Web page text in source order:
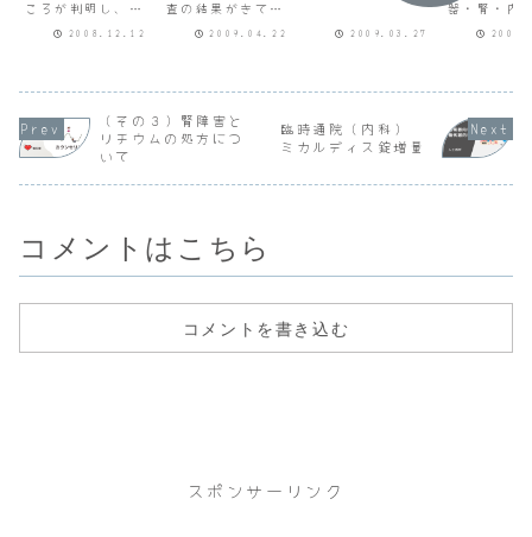
ころが判明し、心
を確認したが手術
ほうは退院でいい
よ。食事や薬でし
っかり治療してい
かないと大変なこ
2008.12.12
査の結果がきてい
査では問題がなか
カスカですが、高
血圧とあわせて経
過観察としましょ
2009.04.22
21.03.23 退
院年月日
る入院基本料（特
算定期間（複数あ
る場合はそれぞれ
2009.03.27
器・腎・内
病・代謝科
（その３）腎障害と
リチウムの処方につ
いて
臨時通院（内科）
ミカルディス錠増量
コメントはこちら
コメントを書き込む
スポンサーリンク